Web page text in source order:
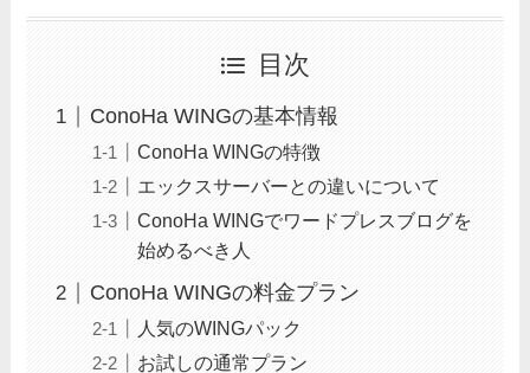
目次
ConoHa WINGの基本情報
ConoHa WINGの特徴
エックスサーバーとの違いについて
ConoHa WINGでワードプレスブログを
始めるべき人
ConoHa WINGの料金プラン
人気のWINGパック
お試しの通常プラン